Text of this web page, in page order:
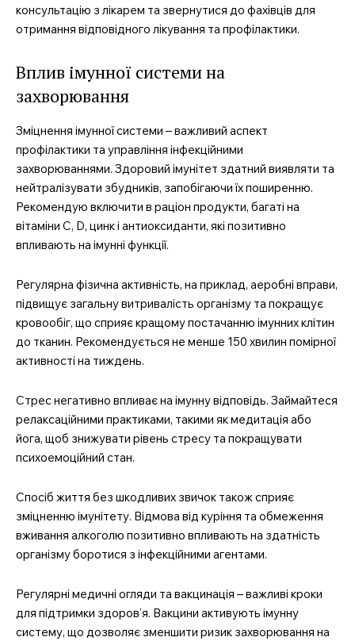
консультацію з лікарем та звернутися до фахівців для
отримання відповідного лікування та профілактики.
Вплив імунної системи на
захворювання
Зміцнення імунної системи – важливий аспект
профілактики та управління інфекційними
захворюваннями. Здоровий імунітет здатний виявляти та
нейтралізувати збудників, запобігаючи їх поширенню.
Рекомендую включити в раціон продукти, багаті на
вітаміни С, D, цинк і антиоксиданти, які позитивно
впливають на імунні функції.
Регулярна фізична активність, на приклад, аеробні вправи,
підвищує загальну витривалість організму та покращує
кровообіг, що сприяє кращому постачанню імунних клітин
до тканин. Рекомендується не менше 150 хвилин помірної
активності на тиждень.
Стрес негативно впливає на імунну відповідь. Займайтеся
релаксаційними практиками, такими як медитація або
йога, щоб знижувати рівень стресу та покращувати
психоемоційний стан.
Спосіб життя без шкодливих звичок також сприяє
зміцненню імунітету. Відмова від куріння та обмеження
вживання алкоголю позитивно впливають на здатність
організму боротися з інфекційними агентами.
Регулярні медичні огляди та вакцинація – важливі кроки
для підтримки здоров’я. Вакцини активують імунну
систему, що дозволяє зменшити ризик захворювання на